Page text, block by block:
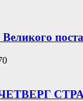
поста